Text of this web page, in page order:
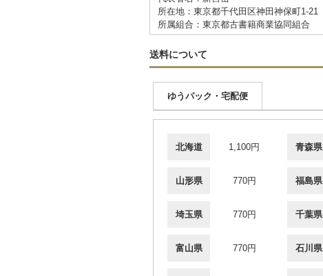
所在地：東京都千代田区神田神保町1-21
所属組合：東京都古書籍商業協同組合
送料について
ゆうパック・宅配便
北海道 1,100円 青森県
山形県 770円 福島県
埼玉県 770円 千葉県
富山県 770円 石川県